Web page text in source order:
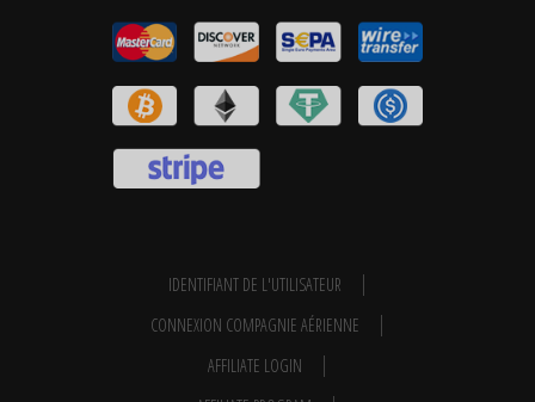
IDENTIFIANT DE L'UTILISATEUR
CONNEXION COMPAGNIE AÉRIENNE
AFFILIATE LOGIN